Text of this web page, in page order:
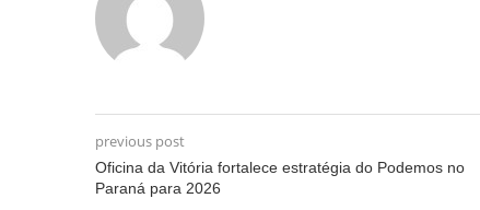
previous post
Oficina da Vitória fortalece estratégia do Podemos no
Paraná para 2026